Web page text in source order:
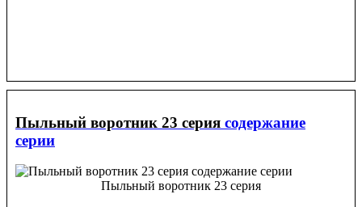
Пыльный воротник 23 серия содержание
серии
Пыльный воротник 23 серия